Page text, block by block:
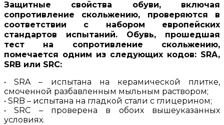
Защитные свойства обуви, включая
сопротивление скольжению, проверяются в
соответствии с набором европейских
стандартов испытаний. Обувь, прошедшая
тест на сопротивление скольжению,
помечается одним из следующих кодов: SRA,
SRB или SRC:
• SRA – испытана на керамической плитке,
смоченной разбавленным мыльным раствором;
• SRB – испытана на гладкой стали с глицерином;
• SRC – проверена в обоих вышеуказанных
условиях.